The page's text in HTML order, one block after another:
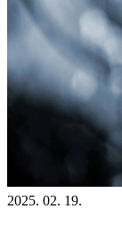
2025. 02. 19.